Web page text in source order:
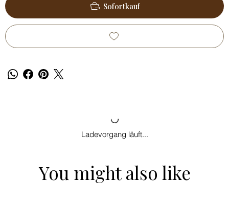
Sofortkauf
Ladevorgang läuft...
You might also like